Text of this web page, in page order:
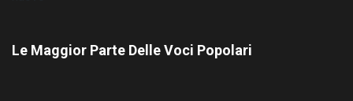
Le Maggior Parte Delle Voci Popolari